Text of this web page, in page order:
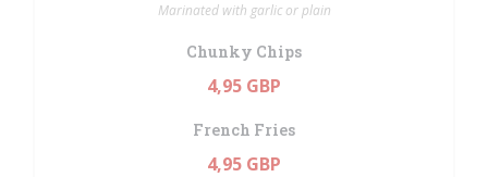
Marinated with garlic or plain
Chunky Chips
4,95 GBP
French Fries
4,95 GBP